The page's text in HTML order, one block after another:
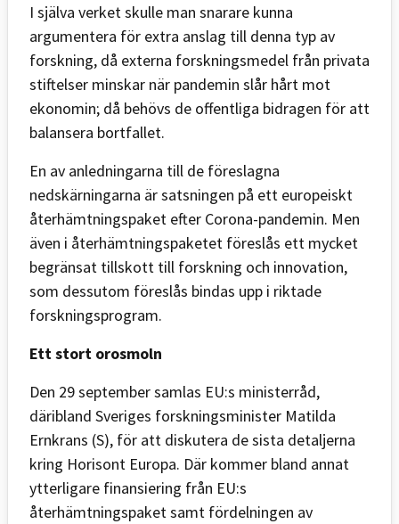
I själva verket skulle man snarare kunna
argumentera för extra anslag till denna typ av
forskning, då externa forskningsmedel från privata
stiftelser minskar när pandemin slår hårt mot
ekonomin; då behövs de offentliga bidragen för att
balansera bortfallet.
En av anledningarna till de föreslagna
nedskärningarna är satsningen på ett europeiskt
återhämtningspaket efter Corona-pandemin. Men
även i återhämtningspaketet föreslås ett mycket
begränsat tillskott till forskning och innovation,
som dessutom föreslås bindas upp i riktade
forskningsprogram.
Ett stort orosmoln
Den 29 september samlas EU:s ministerråd,
däribland Sveriges forskningsminister Matilda
Ernkrans (S), för att diskutera de sista detaljerna
kring Horisont Europa. Där kommer bland annat
ytterligare finansiering från EU:s
återhämtningspaket samt fördelningen av